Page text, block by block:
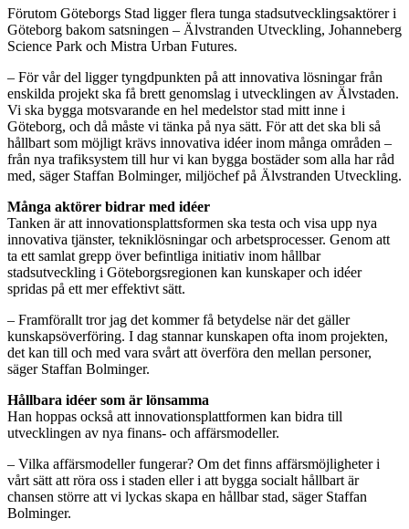
Förutom Göteborgs Stad ligger flera tunga stadsutvecklingsaktörer i
Göteborg bakom satsningen – Älvstranden Utveckling, Johanneberg
Science Park och Mistra Urban Futures.
– För vår del ligger tyngdpunkten på att innovativa lösningar från
enskilda projekt ska få brett genomslag i utvecklingen av Älvstaden.
Vi ska bygga motsvarande en hel medelstor stad mitt inne i
Göteborg, och då måste vi tänka på nya sätt. För att det ska bli så
hållbart som möjligt krävs innovativa idéer inom många områden –
från nya trafiksystem till hur vi kan bygga bostäder som alla har råd
med, säger Staffan Bolminger, miljöchef på Älvstranden Utveckling.
Många aktörer bidrar med idéer
Tanken är att innovationsplattsformen ska testa och visa upp nya
innovativa tjänster, tekniklösningar och arbetsprocesser. Genom att
ta ett samlat grepp över befintliga initiativ inom hållbar
stadsutveckling i Göteborgsregionen kan kunskaper och idéer
spridas på ett mer effektivt sätt.
– Framförallt tror jag det kommer få betydelse när det gäller
kunskapsöverföring. I dag stannar kunskapen ofta inom projekten,
det kan till och med vara svårt att överföra den mellan personer,
säger Staffan Bolminger.
Hållbara idéer som är lönsamma
Han hoppas också att innovationsplattformen kan bidra till
utvecklingen av nya finans- och affärsmodeller.
– Vilka affärsmodeller fungerar? Om det finns affärsmöjligheter i
vårt sätt att röra oss i staden eller i att bygga socialt hållbart är
chansen större att vi lyckas skapa en hållbar stad, säger Staffan
Bolminger.